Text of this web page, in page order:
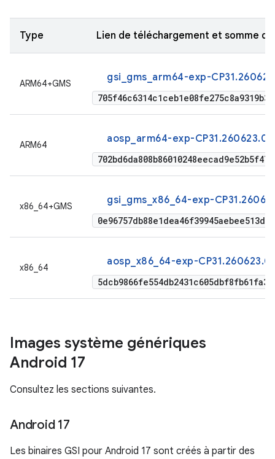
Type Lien de téléchargement et somme
ARM64+GMS gsi_gms_arm64-exp-
ARM64 aosp_arm64-exp-
x86_64+GMS gsi_gms_x86_64-exp-
x86_64 aosp_x86_64-exp-
Images système génériques
Android 17
Consultez les sections suivantes.
Android 17
Les binaires GSI pour Android 17 sont créés à partir des